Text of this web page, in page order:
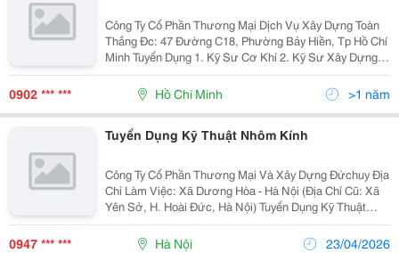
Công Ty Cổ Phần Thương Mại Dịch Vụ Xây Dựng Toàn
Thắng Đc: 47 Đường C18, Phường Bảy Hiền, Tp Hồ Chí
Minh Tuyển Dụng 1. Kỹ Sư Cơ Khí 2. Kỹ Sư Xây Dựng
Mô Tả Công Việc : - Tham Gia Vào Quá Trình Thiết Kế
Và Lên Bản Vẽ Kỹ Thuật Chi Tiết Cho Các Công...
0902 *** *** Hồ Chí Minh >1 năm
Tuyển Dụng Kỹ Thuật Nhôm Kính
Công Ty Cổ Phần Thương Mại Và Xây Dựng Đứchuy Địa
Chỉ Làm Việc: Xã Dương Hòa - Hà Nội (Địa Chỉ Cũ: Xã
Yên Sở, H. Hoài Đức, Hà Nội) Tuyển Dụng Kỹ Thuật
Nhôm - Kính: 02 Yêu Cầu : - Biết Sử Dụng Thành Thạo
Autocad - Ham Học Hỏi, Có Kiến Thức Sơ Bộ Hoặc...
0947 *** *** Hà Nội 23/04/2026